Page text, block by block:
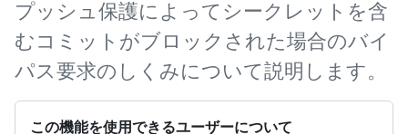
プッシュ保護によってシークレットを含
むコミットがブロックされた場合のバイ
パス要求のしくみについて説明します。
この機能を使用できるユーザーについて